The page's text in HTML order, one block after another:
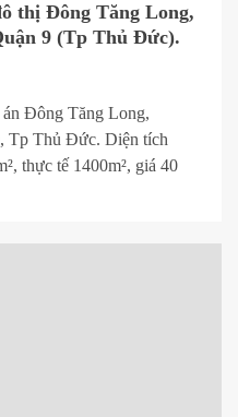
thị Đông Tăng Long,
9 (Tp Thủ Đức).
Đông Tăng Long,
Tp Thủ Đức. Diện tích
thực tế 1400m², giá 40